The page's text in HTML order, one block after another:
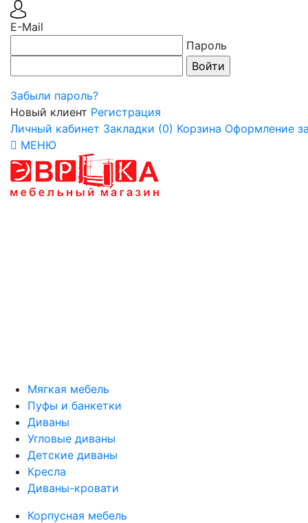
E-Mail
Пароль
Забыли пароль?
Новый клиент Регистрация
Личный кабинет Закладки (0) Корзина Оформление
МЕНЮ
Мягкая мебель
Пуфы и банкетки
Диваны
Угловые диваны
Детские диваны
Кресла
Диваны-кровати
Корпусная мебель